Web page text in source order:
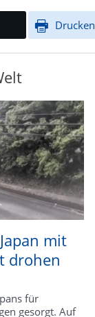
Drucken
mit
drohen
für
gesorgt. Auf